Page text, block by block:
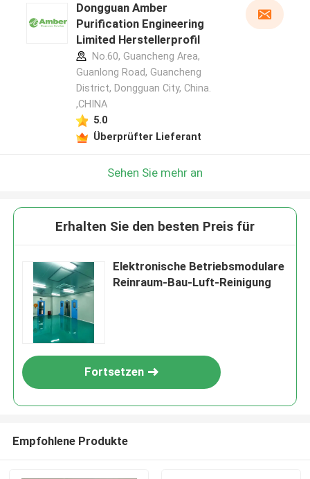
Dongguan Amber
Purification Engineering
Limited Herstellerprofil
No.60, Guancheng Area,
Guanlong Road, Guancheng
District, Dongguan City, China.
,CHINA
5.0
Überprüfter Lieferant
Sehen Sie mehr an
Erhalten Sie den besten Preis für
Elektronische Betriebsmodulare
Reinraum-Bau-Luft-Reinigung
Fortsetzen
Empfohlene Produkte